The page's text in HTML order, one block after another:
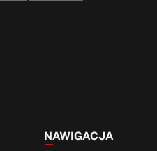
NAWIGACJA